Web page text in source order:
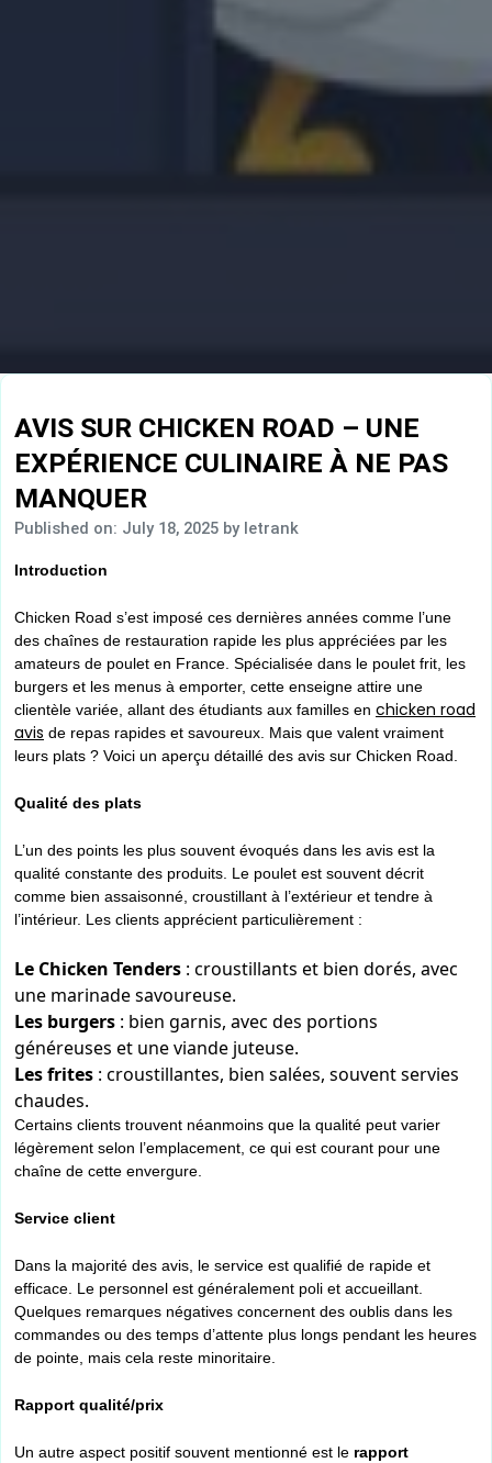
AVIS SUR CHICKEN ROAD – UNE
EXPÉRIENCE CULINAIRE À NE PAS
MANQUER
Published on: July 18, 2025 by letrank
Introduction
Chicken Road s’est imposé ces dernières années comme l’une
des chaînes de restauration rapide les plus appréciées par les
amateurs de poulet en France. Spécialisée dans le poulet frit, les
burgers et les menus à emporter, cette enseigne attire une
clientèle variée, allant des étudiants aux familles en chicken road
avis de repas rapides et savoureux. Mais que valent vraiment
leurs plats ? Voici un aperçu détaillé des avis sur Chicken Road.
Qualité des plats
L’un des points les plus souvent évoqués dans les avis est la
qualité constante des produits. Le poulet est souvent décrit
comme bien assaisonné, croustillant à l’extérieur et tendre à
l’intérieur. Les clients apprécient particulièrement :
Le Chicken Tenders : croustillants et bien dorés, avec
une marinade savoureuse.
Les burgers : bien garnis, avec des portions
généreuses et une viande juteuse.
Les frites : croustillantes, bien salées, souvent servies
chaudes.
Certains clients trouvent néanmoins que la qualité peut varier
légèrement selon l’emplacement, ce qui est courant pour une
chaîne de cette envergure.
Service client
Dans la majorité des avis, le service est qualifié de rapide et
efficace. Le personnel est généralement poli et accueillant.
Quelques remarques négatives concernent des oublis dans les
commandes ou des temps d’attente plus longs pendant les heures
de pointe, mais cela reste minoritaire.
Rapport qualité/prix
Un autre aspect positif souvent mentionné est le rapport